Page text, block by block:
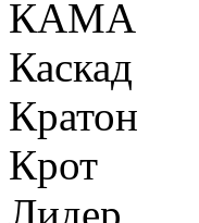
КАМА
Каскад
Кратон
Крот
Лидер